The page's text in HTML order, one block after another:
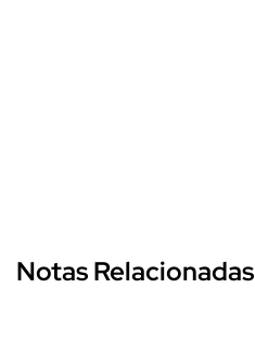
Notas Relacionadas